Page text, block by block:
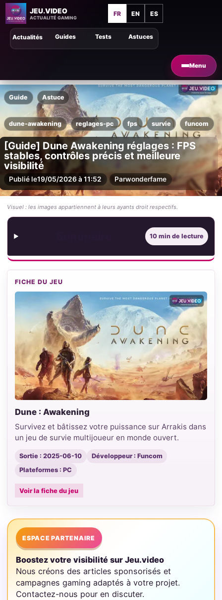
JEU.VIDEO
ACTUALITÉ GAMING
FR EN ES
Menu
Astuces
Guides Tests
Actualités
Guide Astuce
dune-awakening reglages-pc fps survie funcom
[Guide] Dune Awakening réglages : FPS
stables, contrôles précis et meilleure
visibilité
Publié le19/05/2026 à 11:52 Parwonderfame
Visuel : les images appartiennent à leurs ayants droit respectifs.
10 min de lecture
FICHE DU JEU
Dune : Awakening
Survivez et bâtissez votre puissance sur Arrakis dans
un jeu de survie multijoueur en monde ouvert.
Sortie : 2025-06-10
Développeur : Funcom
Plateformes : PC
Voir la fiche du jeu
ESPACE PARTENAIRE
Boostez votre visibilité sur Jeu.video
Nous créons des articles sponsorisés et
campagnes gaming adaptés à votre projet.
Contactez-nous pour en discuter.